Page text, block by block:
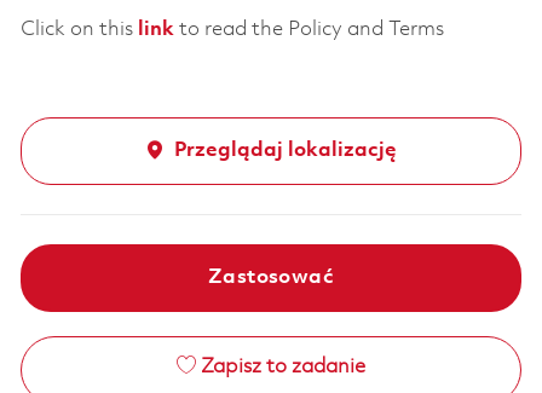
Click on this linkto read the Policy and Terms
Przeglądaj lokalizację
Zastosować
Zapisz to zadanie